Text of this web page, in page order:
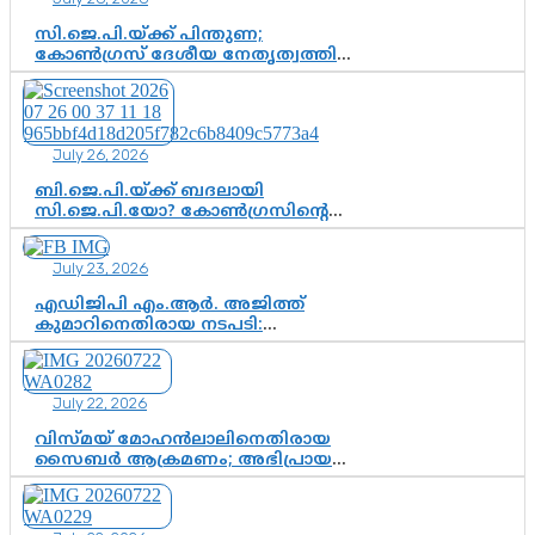
സി.ജെ.പി.യ്ക്ക് പിന്തുണ;
കോൺഗ്രസ് ദേശീയ നേതൃത്വത്തിൽ
ആശങ്കയോ? പാർട്ടിക്കുള്ളിൽ
ഭിന്നാഭിപ്രായമെന്ന വിലയിരുത്തൽ
July 26, 2026
ബി.ജെ.പി.യ്ക്ക് ബദലായി
സി.ജെ.പി.യോ? കോൺഗ്രസിന്റെ
രാഷ്ട്രീയ ഇടം കൈവശപ്പെടുത്താൻ
സിജെപി ഉയർന്നുകഴിഞ്ഞോ?
ഇന്ത്യൻ രാഷ്ട്രീയത്തിലെ പുതിയ
വഴിത്തിരിവ്
July 23, 2026
എഡിജിപി എം.ആർ. അജിത്ത്
കുമാറിനെതിരായ നടപടി:
സസ്പെൻഷനിൽ ഒതുങ്ങുമോ,
അതോ കൂടുതൽ കടുത്ത
നടപടികളിലേക്കോ?
July 22, 2026
വിസ്മയ് മോഹൻലാലിനെതിരായ
സൈബർ ആക്രമണം; അഭിപ്രായ
സ്വാതന്ത്ര്യത്തെ നിശ്ശബ്ദമാക്കുന്ന
ഡിജിറ്റൽ ഗുണ്ടായിസത്തിന് അറുതി
വേണം